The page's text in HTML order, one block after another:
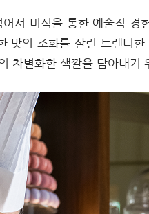
서 미식을 통한 예술적 경
맛의 조화를 살린 트렌디
차별화한 색깔을 담아내기